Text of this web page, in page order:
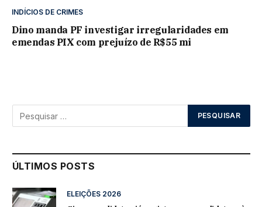
INDÍCIOS DE CRIMES
Dino manda PF investigar irregularidades em
emendas PIX com prejuízo de R$55 mi
ÚLTIMOS POSTS
ELEIÇÕES 2026